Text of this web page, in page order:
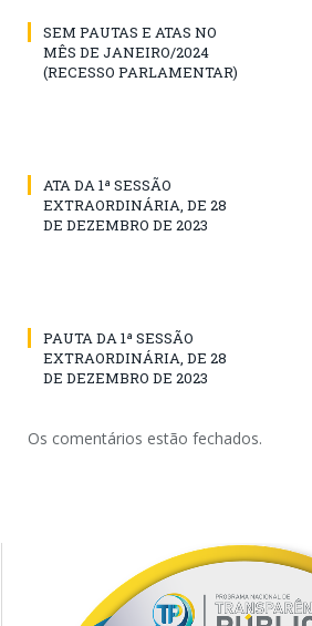
SEM PAUTAS E ATAS NO
MÊS DE JANEIRO/2024
(RECESSO PARLAMENTAR)
ATA DA 1ª SESSÃO
EXTRAORDINÁRIA, DE 28
DE DEZEMBRO DE 2023
PAUTA DA 1ª SESSÃO
EXTRAORDINÁRIA, DE 28
DE DEZEMBRO DE 2023
Os comentários estão fechados.